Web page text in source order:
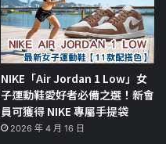
NIKE「Air Jordan 1 Low」女
子運動鞋愛好者必備之選！新會
員可獲得 NIKE 專屬手提袋
2026 年 4 月 16 日